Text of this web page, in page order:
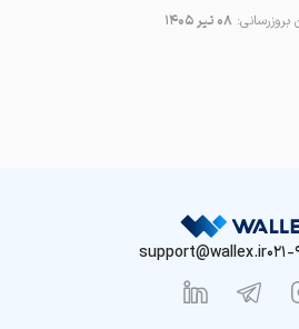
بروزرسانی:۰۸ تیر ۱۴۰۵
support@wallex.ir